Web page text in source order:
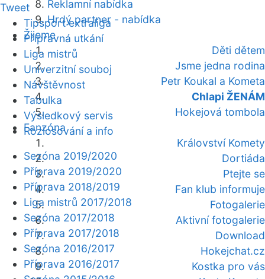
Reklamní nabídka
Hrdý partner - nabídka
Žijeme
Děti dětem
Jsme jedna rodina
Petr Koukal a Kometa
Chlapi ŽENÁM
Hokejová tombola
Fanzóna
Království Komety
Dortiáda
Ptejte se
Fan klub informuje
Fotogalerie
Aktivní fotogalerie
Download
Hokejchat.cz
Kostka pro vás
Tweet
Tipsport extraliga
Přípravná utkání
Liga mistrů
Univerzitní souboj
Návštěvnost
Tabulka
Výsledkový servis
Rozlosování a info
Sezóna 2019/2020
Příprava 2019/2020
Příprava 2018/2019
Liga mistrů 2017/2018
Sezóna 2017/2018
Příprava 2017/2018
Sezóna 2016/2017
Příprava 2016/2017